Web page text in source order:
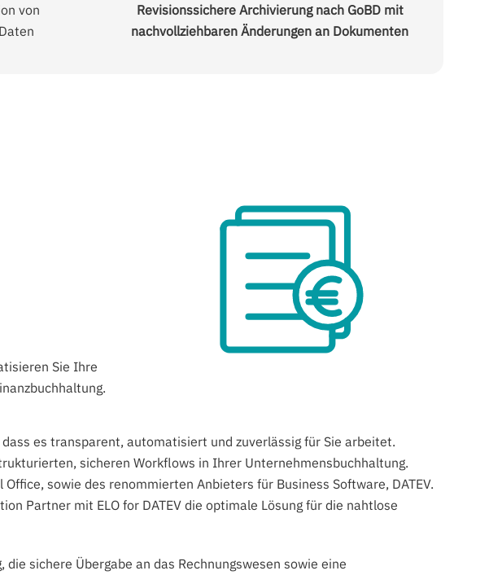
von
Revisionssichere Archivierung nach GoBD mit
nachvollziehbaren Änderungen an Dokumenten
Sie Ihre
es transparent, automatisiert und zuverlässig für Sie arbeitet.
sicheren Workflows in Ihrer Unternehmensbuchhaltung.
sowie des renommierten Anbieters für Business Software, DATEV.
Partner mit ELO for DATEV die optimale Lösung für die nahtlose
sichere Übergabe an das Rechnungswesen sowie eine